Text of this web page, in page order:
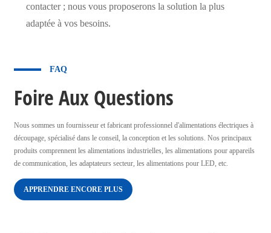
contacter ; nous vous proposerons la solution la plus
adaptée à vos besoins.
FAQ
Foire Aux Questions
Nous sommes un fournisseur et fabricant professionnel d'alimentations électriques à
découpage, spécialisé dans le conseil, la conception et les solutions. Nos principaux
produits comprennent les alimentations industrielles, les alimentations pour appareils
de communication, les adaptateurs secteur, les alimentations pour LED, etc.
APPRENDRE ENCORE PLUS